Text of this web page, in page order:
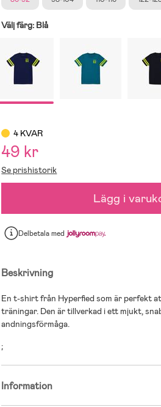
Välj färg: Blå
4 KVAR
49 kr
Se prishistorik
Lägg i
Delbetalamed
Beskrivning
En t-shirt från Hyperfied som är perfekt
träningar. Den är tillverkad i ett mjukt,
andningsförmåga.
;
Information